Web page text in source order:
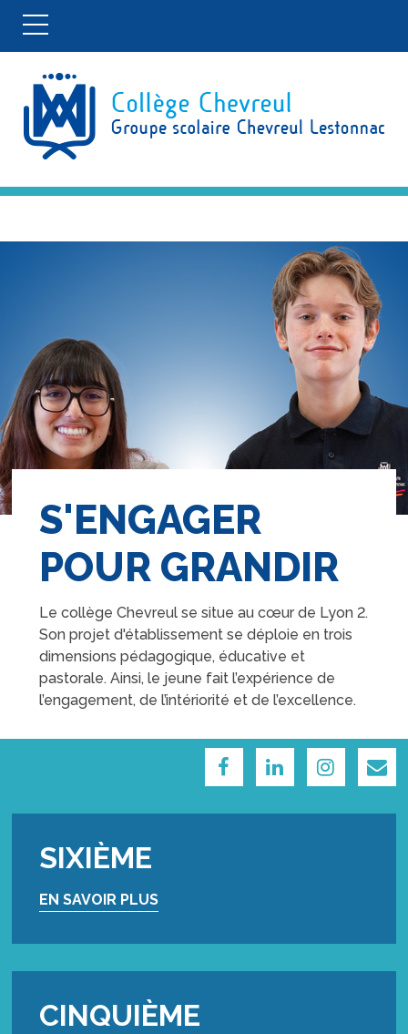
S'ENGAGER
POUR GRANDIR
Le collège Chevreul se situe au cœur de Lyon 2.
Son projet d'établissement se déploie en trois
dimensions pédagogique, éducative et
pastorale. Ainsi, le jeune fait l’expérience de
l’engagement, de l’intériorité et de l’excellence.
SIXIÈME
EN SAVOIR PLUS
CINQUIÈME